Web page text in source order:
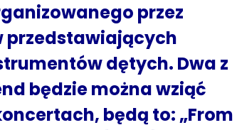
przez
przedstawiających
dętych. Dwa z
będzie można wziąć
będą to: „From